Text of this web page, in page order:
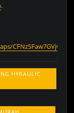
.
HYRAULIC